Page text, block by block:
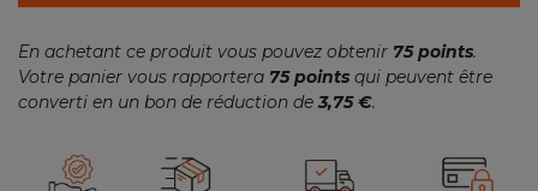
En achetant ce produit vous pouvez obtenir 75 points.
Votre panier vous rapportera 75points qui peuvent être
converti en un bon de réduction de 3,75 €.